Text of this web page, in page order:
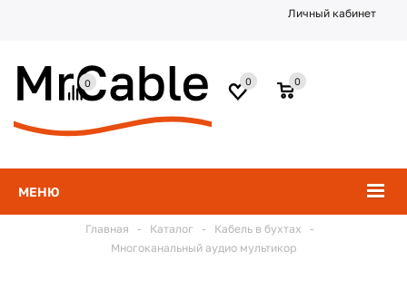
Личный кабинет
МЕНЮ
0
0
0
Главная - Каталог - Кабель в бухтах
-
Многоканальный аудио мультикор